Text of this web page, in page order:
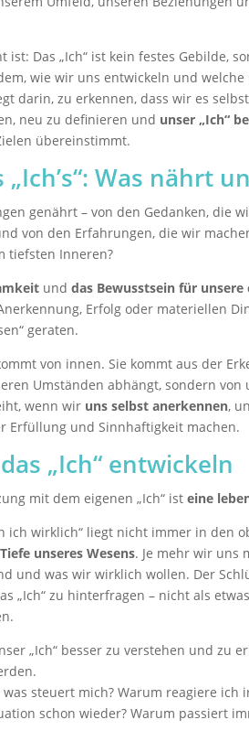
ist: Das „Ich“ ist kein festes Gebilde,
wie wir uns entwickeln und
darin, zu erkennen, dass wir es
neu zu definieren und unser „Ich“
übereinstimmt.
Was nährt
genährt – von den Gedanken, die
von den Erfahrungen, die wir
tiefsten Inneren?
unddas Bewusstsein für unsere
Erfolg oder materiellen
geraten.
von innen. Sie kommt aus der
Umständen abhängt, sondern
wenn wir uns selbst anerkennen,
Erfüllung und Sinnhaftigkeit machen.
„Ich“ entwickeln
mit dem eigenen „Ich“ isteine
ich wirklich“ liegt nicht immer in den
unseres Wesens. Je mehr wir uns
und was wir wirklich wollen. Der
„Ich“ zu hinterfragen – nicht als
„Ich“ besser zu verstehen und zu
steuert mich? Warum reagiere ich
schon wieder? Warum passiert